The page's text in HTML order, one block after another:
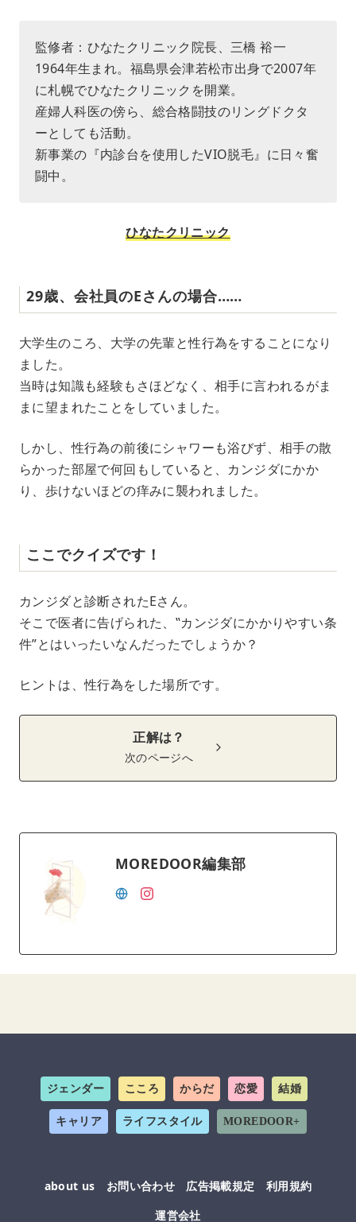
監修者：ひなたクリニック院長、三橋 裕一
1964年生まれ。福島県会津若松市出身で2007年
に札幌でひなたクリニックを開業。
産婦人科医の傍ら、総合格闘技のリングドクタ
ーとしても活動。
新事業の『内診台を使用したVIO脱毛』に日々奮
闘中。
ひなたクリニック
29歳、会社員のEさんの場合……
大学生のころ、大学の先輩と性行為をすることになり
ました。
当時は知識も経験もさほどなく、相手に言われるがま
まに望まれたことをしていました。
しかし、性行為の前後にシャワーも浴びず、相手の散
らかった部屋で何回もしていると、カンジダにかか
り、歩けないほどの痒みに襲われました。
ここでクイズです！
カンジダと診断されたEさん。
そこで医者に告げられた、‟カンジダにかかりやすい条
件”とはいったいなんだったでしょうか？
ヒントは、性行為をした場所です。
正解は？
次のページへ
MOREDOOR編集部
ジェンダー こころ からだ 恋愛 結婚
キャリア ライフスタイル MOREDOOR+
about us お問い合わせ 広告掲載規定
利用規約
運営会社